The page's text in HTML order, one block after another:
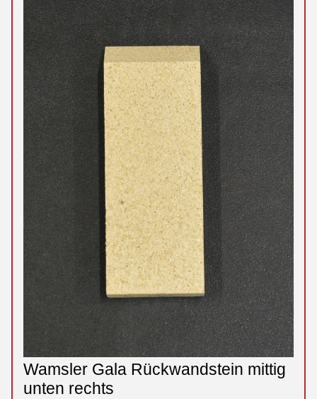
Wamsler Gala Rückwandstein mittig
unten rechts